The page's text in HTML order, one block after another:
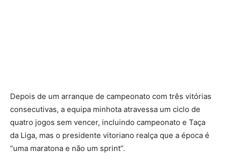
Depois de um arranque de campeonato com três vitórias
consecutivas, a equipa minhota atravessa um ciclo de
quatro jogos sem vencer, incluindo campeonato e Taça
da Liga, mas o presidente vitoriano realça que a época é
“uma maratona e não um sprint”.